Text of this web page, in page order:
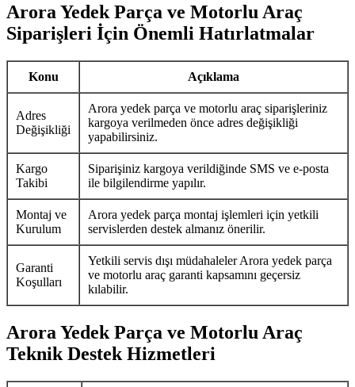
Arora Yedek Parça ve Motorlu Araç
Siparişleri İçin Önemli Hatırlatmalar
Konu Açıklama
Adres
Değişikliği
Arora yedek parça ve motorlu araç siparişleriniz
kargoya verilmeden önce adres değişikliği
yapabilirsiniz.
Kargo
Takibi
Siparişiniz kargoya verildiğinde SMS ve e-posta
ile bilgilendirme yapılır.
Montaj ve
Kurulum
Arora yedek parça montaj işlemleri için yetkili
servislerden destek almanız önerilir.
Garanti
Koşulları
Yetkili servis dışı müdahaleler Arora yedek parça
ve motorlu araç garanti kapsamını geçersiz
kılabilir.
Arora Yedek Parça ve Motorlu Araç
Teknik Destek Hizmetleri